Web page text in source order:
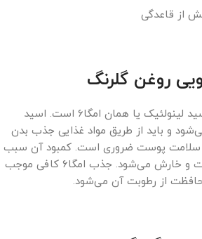
از قاعدگی
روغن گلرنگ
ین روغن منبعی غنی از اسید لینولئیک یا همان امگا۶ است. اسید
و باید از طریق مواد غذایی جذب بدن
سلامت پوست ضروری است. کمبود آن سبب
پوسته پوسته شدن پوست و خارش می‌شود. جذب امگا۶ کافی موجب
از رطوبت آن می‌شود.